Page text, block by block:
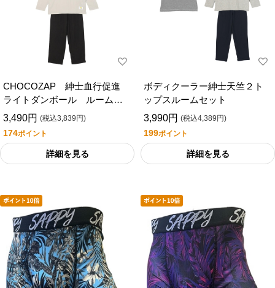
CHOCOZAP 紳士血行促進
ライトダンボール ルームウ
ェア
3,490円 (税込3,839円)
174ポイント
詳細を見る
ボディクーラー紳士天竺２ト
ップスルームセット
3,990円 (税込4,389円)
199ポイント
詳細を見る